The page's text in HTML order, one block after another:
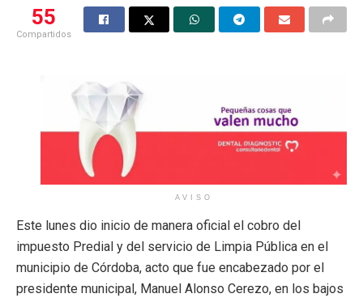
55
Compartidos
AVISO
Este lunes dio inicio de manera oficial el cobro del
impuesto Predial y del servicio de Limpia Pública en el
municipio de Córdoba, acto que fue encabezado por el
presidente municipal, Manuel Alonso Cerezo, en los bajos